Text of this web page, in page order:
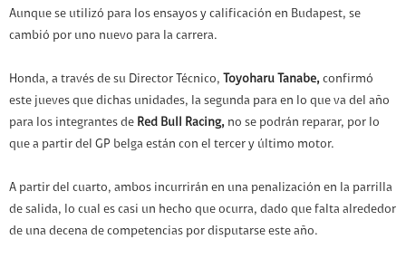
Aunque se utilizó para los ensayos y calificación en Budapest, se
cambió por uno nuevo para la carrera.
Honda, a través de su Director Técnico, Toyoharu Tanabe, confirmó
este jueves que dichas unidades, la segunda para en lo que va del año
para los integrantes de Red Bull Racing, no se podrán reparar, por lo
que a partir del GP belga están con el tercer y último motor.
A partir del cuarto, ambos incurrirán en una penalización en la parrilla
de salida, lo cual es casi un hecho que ocurra, dado que falta alrededor
de una decena de competencias por disputarse este año.